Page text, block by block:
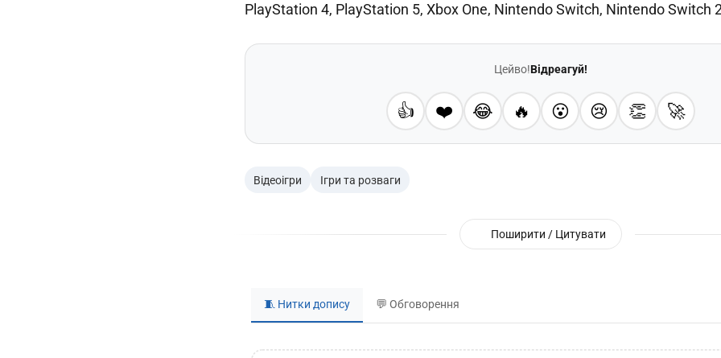
PlayStation 4, PlayStation 5, Xbox One, Nintendo Switch, Nintendo Switch
Цейво!Відреагуй!
👍 ❤️ 😂 🔥 😮 😢 👏 🚀
Відеоігри Ігри та розваги
Поширити / Цитувати
🧵 Нитки допису 💬 Обговорення